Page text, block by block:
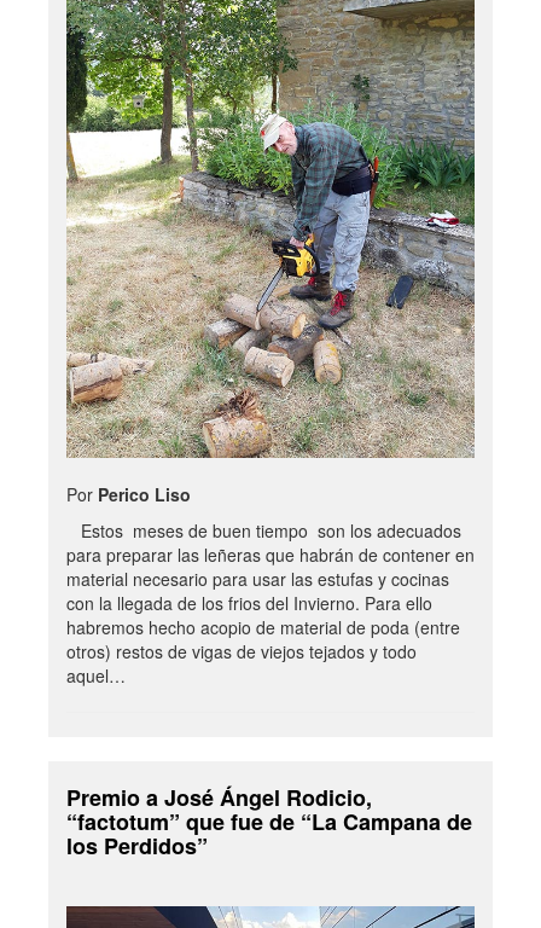
Por Perico Liso
Estos meses de buen tiempo son los adecuados
para preparar las leñeras que habrán de contener en
material necesario para usar las estufas y cocinas
con la llegada de los frios del Invierno. Para ello
habremos hecho acopio de material de poda (entre
otros) restos de vigas de viejos tejados y todo
aquel…
Premio a José Ángel Rodicio,
“factotum” que fue de “La Campana de
los Perdidos”